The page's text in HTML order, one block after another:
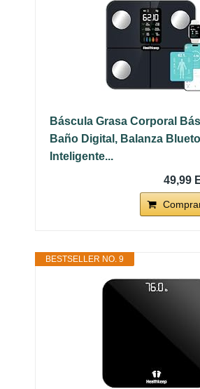
Báscula Grasa Corporal
Baño Digital, Balanza
Inteligente...
49,99
BESTSELLER NO. 9